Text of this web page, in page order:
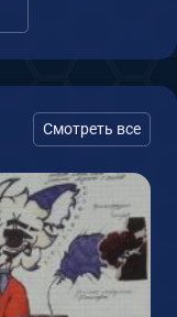
Смотреть все